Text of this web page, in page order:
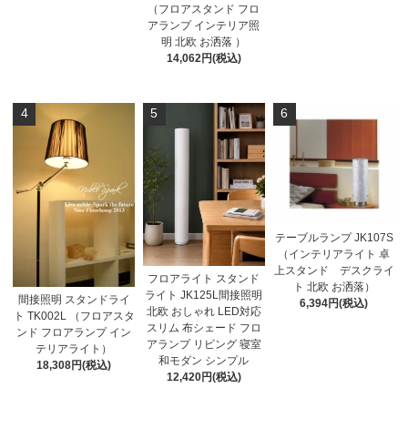
（フロアスタンド フロ
アランプ インテリア照
明 北欧 お洒落 ）
14,062円(税込)
4
間接照明 スタンドライ
ト TK002L （フロアスタ
ンド フロアランプ イン
テリアライト）
18,308円(税込)
5
フロアライト スタンド
ライト JK125L間接照明
北欧 おしゃれ LED対応
スリム 布シェード フロ
アランプ リビング 寝室
和モダン シンプル
12,420円(税込)
6
テーブルランプ JK107S
（インテリアライト 卓
上スタンド デスクライ
ト 北欧 お洒落）
6,394円(税込)